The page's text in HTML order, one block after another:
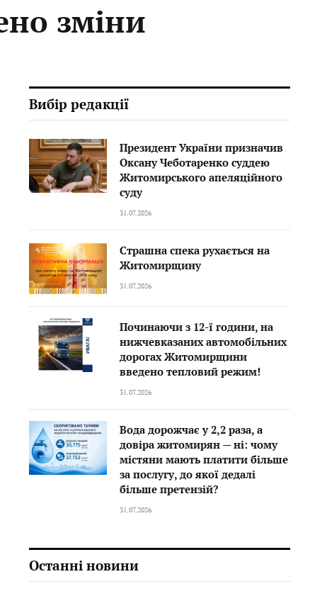
зміни
Вибір редакції
Президент України призначив
Оксану Чеботаренко суддею
Житомирського апеляційного
суду
31.07.2026
Страшна спека рухається на
Житомирщину
31.07.2026
Починаючи з 12-ї години, на
нижчевказаних автомобільних
дорогах Житомирщини
введено тепловий режим!
31.07.2026
Вода дорожчає у 2,2 раза, а
довіра житомирян — ні: чому
містяни мають платити більше
за послугу, до якої дедалі
більше претензій?
31.07.2026
Останні новини